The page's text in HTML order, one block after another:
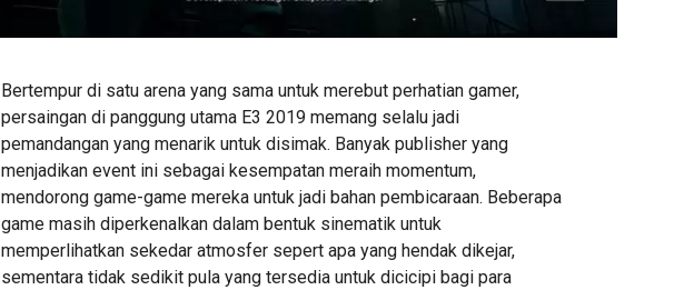
Bertempur di satu arena yang sama untuk merebut perhatian gamer,
persaingan di panggung utama E3 2019 memang selalu jadi
pemandangan yang menarik untuk disimak. Banyak publisher yang
menjadikan event ini sebagai kesempatan meraih momentum,
mendorong game-game mereka untuk jadi bahan pembicaraan. Beberapa
game masih diperkenalkan dalam bentuk sinematik untuk
memperlihatkan sekedar atmosfer sepert apa yang hendak dikejar,
sementara tidak sedikit pula yang tersedia untuk dicicipi bagi para